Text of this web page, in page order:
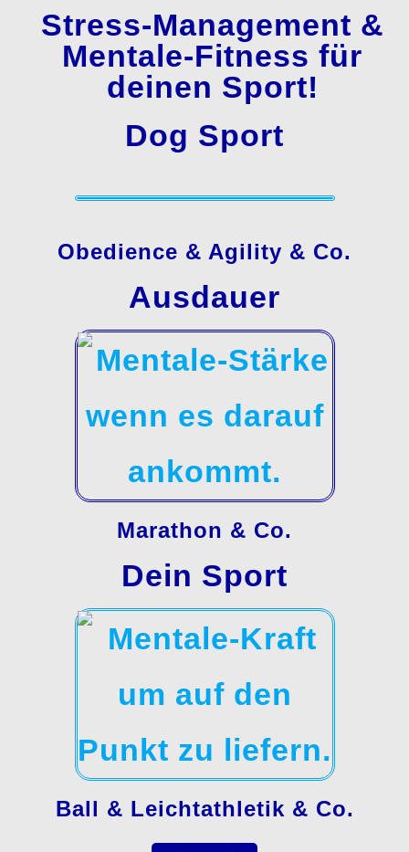
Stress-Management &
Mentale-Fitness für
deinen Sport!
Dog Sport
Obedience & Agility & Co.
Ausdauer
Marathon & Co.
Dein Sport
Ball & Leichtathletik & Co.